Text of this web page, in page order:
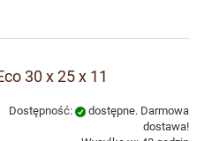
30 x 25 x 11
Dostępność:
dostępne. Darmowa
dostawa!